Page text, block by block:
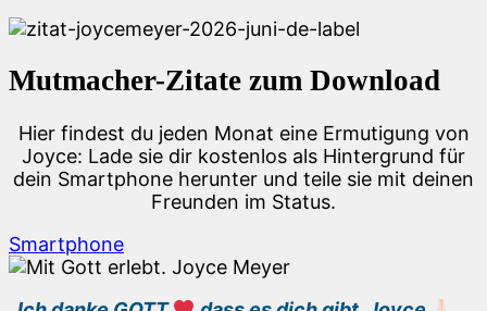
Mutmacher-Zitate zum Download
Hier findest du jeden Monat eine Ermutigung von
Joyce: Lade sie dir kostenlos als Hintergrund für
dein Smartphone herunter und teile sie mit deinen
Freunden im Status.
Smartphone